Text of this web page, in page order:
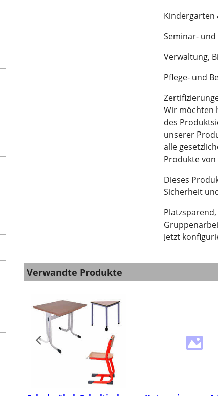
Kindergarten
Seminar-
Verwaltung,
Pflege- und
Wir möchten
des
unserer
alle
Produkte
Dieses
Sicherheit
Jetzt
Verwandte Produkte